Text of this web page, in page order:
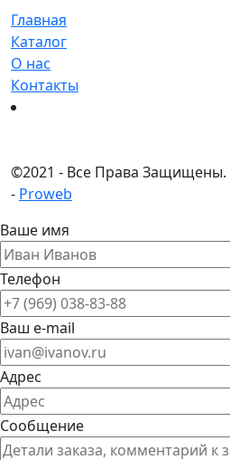
Главная
Каталог
О нас
Контакты
©2021 - Все Права Защищены.
- Proweb
Ваше имя
Телефон
Ваш e-mail
Адрес
Сообщение